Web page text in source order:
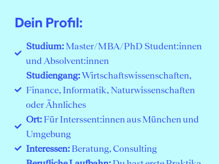
Dein Profil:
Studium:Master/MBA/PhD Student:innen
und Absolvent:innen
Studiengang:Wirtschaftswissenschaften,
Finance, Informatik, Naturwissenschaften
oder Ähnliches
Ort:Für Interssent:innen aus München und
Umgebung
Interessen:Beratung, Consulting